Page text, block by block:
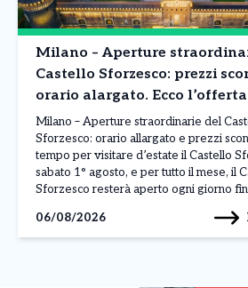
Milano – Aperture
Castello Sforzesco: prezzi
orario alargato. Ecco
di Agosto
Milano – Aperture straordinarie del
Sforzesco: orario allargato e prezzi
tempo per visitare d’estate il Castello
sabato 1° agosto, e per tutto il mese, il
Sforzesco resterà aperto ogni giorno
orario di apertura. Milano aderisce così
[…]
06/08/2026